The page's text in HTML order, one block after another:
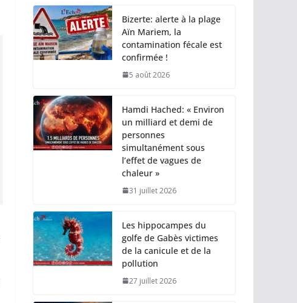
Bizerte: alerte à la plage
Aïn Mariem, la
contamination fécale est
confirmée !
5 août 2026
Hamdi Hached: « Environ
un milliard et demi de
personnes
simultanément sous
l’effet de vagues de
chaleur »
31 juillet 2026
Les hippocampes du
golfe de Gabès victimes
de la canicule et de la
pollution
27 juillet 2026